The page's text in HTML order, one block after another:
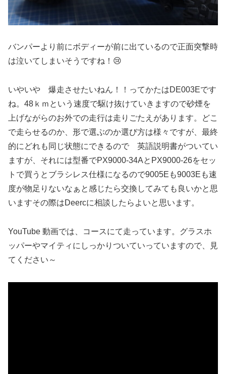
バンパーより前にボディーが前に出ているので正面突撃時
は泣いてしまいそうですね！😢
いやいや 爆走させたいねん！！ってかたはDE003Eです
ね。48ｋｍという速度で駆け抜けていきますので砂煙を
上げながらのお外での走行は走りごたえがあります。どこ
で走らせるのか、形で選ぶのか選び方は様々ですが、最終
的にどれも同じ状態にできるので 英語説明書がついてい
ますが、それには型番でPX9000-34AとPX9000-26をセッ
トで買うとブラシレス仕様になるので9005Eも9003Eも速
度が物足りないなぁと感じたら交換してみても良いかと思
いますその際はDeercに相談したらよいと思います。
YouTube 動画では、コースにて走っています。グラスホ
ッパーやマイティにしっかりついていっていますので、見
てください～